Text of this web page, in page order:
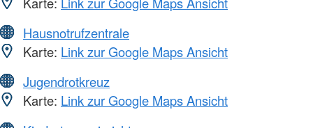
Hausnotrufzentrale
Karte: Link zur Google Maps Ansicht
Jugendrotkreuz
Karte: Link zur Google Maps Ansicht